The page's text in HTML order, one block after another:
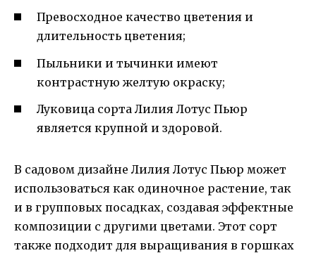
Превосходное качество цветения и
длительность цветения;
Пыльники и тычинки имеют
контрастную желтую окраску;
Луковица сорта Лилия Лотус Пьюр
является крупной и здоровой.
В садовом дизайне Лилия Лотус Пьюр может
использоваться как одиночное растение, так
и в групповых посадках, создавая эффектные
композиции с другими цветами. Этот сорт
также подходит для выращивания в горшках